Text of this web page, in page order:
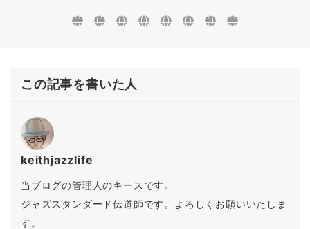
この記事を書いた人
keithjazzlife
当ブログの管理人のキースです。
ジャズスタンダード伝道師です。よろしくお願いいたしま
す。